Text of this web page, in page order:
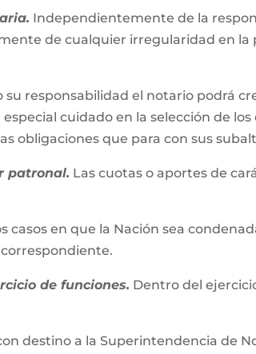
Independientemente de la
de cualquier irregularidad en la
su responsabilidad el notario podrá
cuidado en la selección de
obligaciones que para con sus
patronal. Las cuotas o aportes de
casos en que la Nación sea
de funciones. Dentro del
destino a la Superintendencia de